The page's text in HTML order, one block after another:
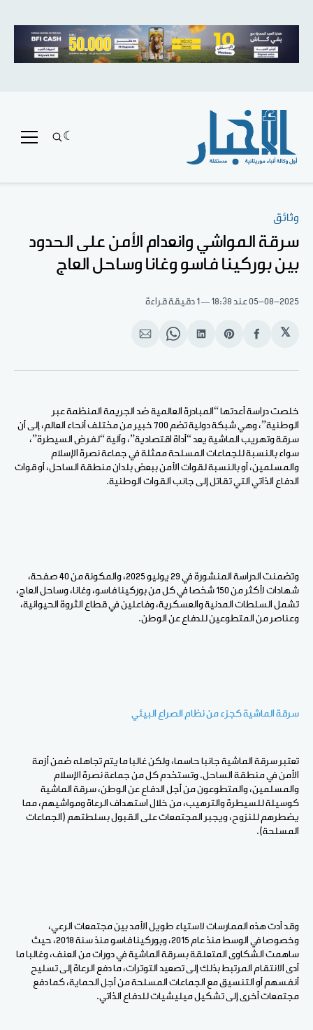
وثائق
سرقة المواشي وانعدام الأمن على الحدود
بين بوركينا فاسو وغانا وساحل العاج
05-08-2025عند 18:38 1 دقيقة قراءة
𝕏
انشر
الفيسبوك
Share
Pinterest
انشر
لينكد
Share
WhatsApp
انشر
الإيميل
خلصت دراسة أعدتها “المبادرة العالمية ضد الجريمة المنظمة عبر
الوطنية”، وهي شبكة دولية تضم 700 خبير من مختلف أنحاء العالم، إلى أن
سرقة وتهريب الماشية يعد “أداة اقتصادية”، وآلية “لفرض السيطرة”،
سواء بالنسبة للجماعات المسلحة ممثلة في جماعة نصرة الإسلام
والمسلمين، أو بالنسبة لقوات الأمن ببعض بلدان منطقة الساحل، أو قوات
الدفاع الذاتي التي تقاتل إلى جانب القوات الوطنية.
وتضمنت الدراسة المنشورة في 29 يوليو 2025، والمكونة من 40 صفحة،
شهادات لأكثر من 150 شخصا في كل من بوركينا فاسو، وغانا، وساحل العاج،
تشمل السلطات المدنية والعسكرية، وفاعلين في قطاع الثروة الحيوانية،
وعناصر من المتطوعين للدفاع عن الوطن.
سرقة الماشية كجزء من نظام الصراع البيئي
تعتبر سرقة الماشية جانبا حاسما، ولكن غالبا ما يتم تجاهله ضمن أزمة
الأمن في منطقة الساحل. وتستخدم كل من جماعة نصرة الإسلام
والمسلمين، والمتطوعون من أجل الدفاع عن الوطن، سرقة الماشية
كوسيلة للسيطرة والترهيب، من خلال استهداف الرعاة ومواشيهم، مما
يضطرهم للنزوح، ويجبر المجتمعات على القبول بسلطتهم (الجماعات
المسلحة).
وقد أدت هذه الممارسات لاستياء طويل الأمد بين مجتمعات الرعي،
وخصوصا في الوسط منذ عام 2015، وبوركينا فاسو منذ سنة 2018، حيث
ساهمت الشكاوى المتعلقة بسرقة الماشية في دورات من العنف، وغالبا ما
أدى الانتقام المرتبط بذلك إلى تصعيد التوترات، ما دفع الرعاة إلى تسليح
أنفسهم أو التنسيق مع الجماعات المسلحة من أجل الحماية، كما دفع
مجتمعات أخرى إلى تشكيل ميليشيات للدفاع الذاتي.